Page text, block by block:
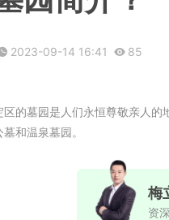
2023-09-14 16:41 85
区的墓园是人们永恒尊敬亲人的
和温泉墓园。
梅
资